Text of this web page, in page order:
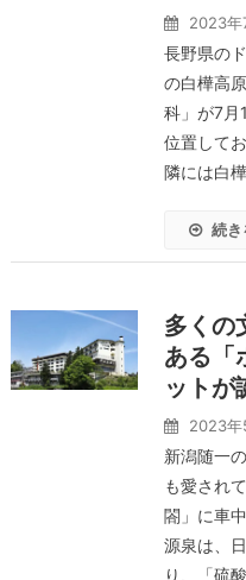
2023年
長野県の
の白樺高
科」が7月
位置して
隣には白
続き
多くの
ある「
ットが
2023年
新潟随一
も愛され
閤」に車
源泉は、
り、「硫